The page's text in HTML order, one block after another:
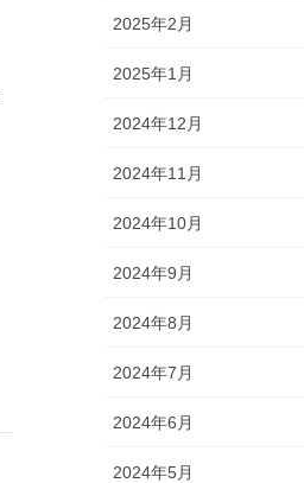
2025年2月
2025年1月
2024年12月
2024年11月
2024年10月
2024年9月
2024年8月
2024年7月
2024年6月
2024年5月